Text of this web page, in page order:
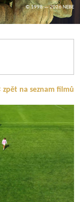
© 1998 — 2026 NEBE
zpět na seznam filmů